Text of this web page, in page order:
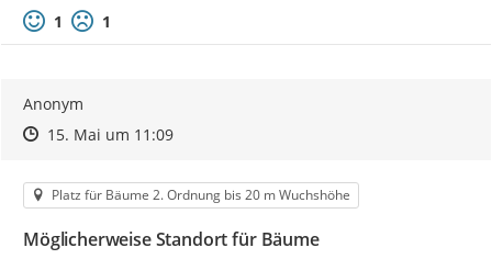
1 1
Anonym
Zeitpunkt des Erstellens
Zeitpunkt des Erstellens
15. Mai um 11:09Zur Äußerung
Kategorie
Platz für Bäume 2. Ordnung bis 20 m Wuchshöhe
Möglicherweise Standort für Bäume